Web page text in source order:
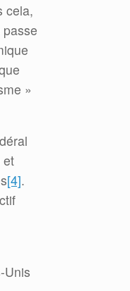
cela,
»
et
[4].
Unis